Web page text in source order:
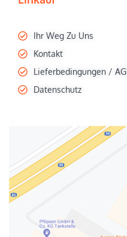
Ihr Weg Zu Uns
Kontakt
Lieferbedingungen /
Datenschutz